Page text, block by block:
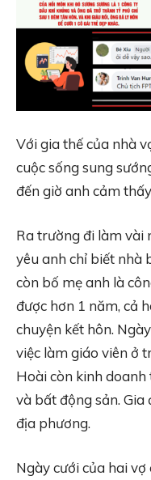
Với gia thế của nhà
cuộc sống sung
đến giờ anh cảm
Ra trường đi làm vài
yêu anh chỉ biết nhà
còn bố mẹ anh là
được hơn 1 năm, cả
chuyện kết hôn.
việc làm giáo viên ở
Hoài còn kinh
và bất động sản. Gia
địa phương.
Ngày cưới của hai